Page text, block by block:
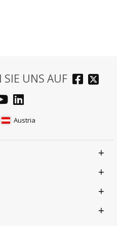
SIE UNS AUF
Austria